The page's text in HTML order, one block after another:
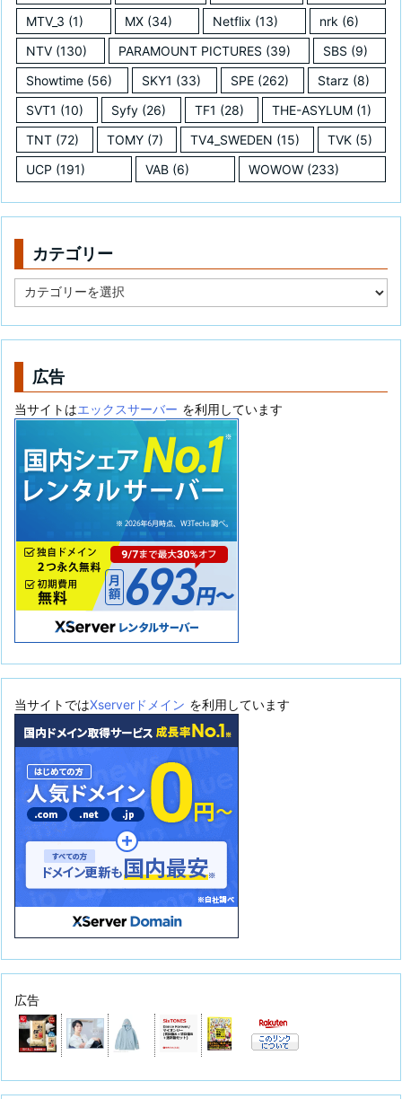
MTV_3 (1) MX(34) Netflix (13) nrk (6)
NTV (130) PARAMOUNT PICTURES (39) SBS (9)
Showtime (56) SKY1 (33) SPE(262) Starz (8)
SVT1 (10) Syfy (26) TF1 (28) THE-ASYLUM(1)
TNT (72) TOMY(7) TV4_SWEDEN (15) TVK(5)
UCP (191) VAB(6) WOWOW (233)
カテゴリー
テ
リ
広告
当サイトはエックスサーバー を利用しています
当サイトではXserverドメイン を利用しています
広告